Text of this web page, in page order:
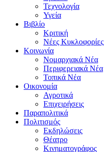
Τεχνολογία
Υγεία
Βιβλίο
Κριτική
Νέες Κυκλοφορίες
Κοινωνία
Νομαρχιακά Νέα
Περιφερειακά Νέα
Τοπικά Νέα
Οικονομία
Αγροτικά
Επιχειρήσεις
Παραπολιτικά
Πολιτισμός
Εκδηλώσεις
Θέατρο
Κινηματογράφος